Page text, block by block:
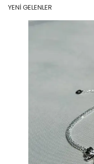
YENİ GELENLER